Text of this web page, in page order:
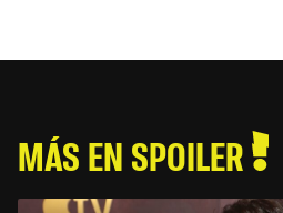
MÁS EN SPOILER